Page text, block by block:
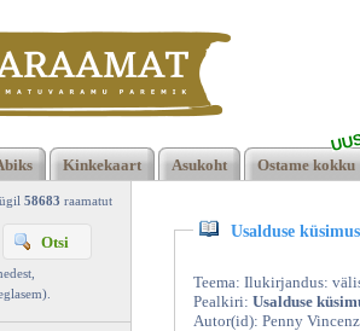
Usalduse küsimus, Penny
ee
Kinkekaart Asukoht Ostame kokku
58683 raamatut
Usalduse küsimus
Teema: Ilukirjandus:
Pealkiri: Usalduse
Autor(id): Penny